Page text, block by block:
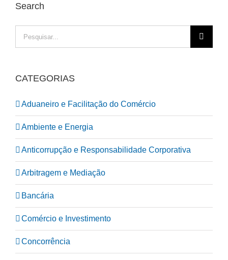
Search
CATEGORIAS
Aduaneiro e Facilitação do Comércio
Ambiente e Energia
Anticorrupção e Responsabilidade Corporativa
Arbitragem e Mediação
Bancária
Comércio e Investimento
Concorrência